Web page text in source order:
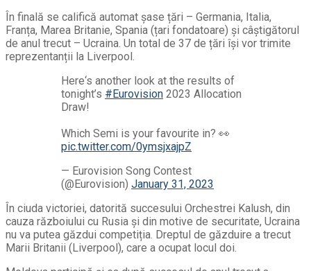
În finală se califică automat șase țări – Germania, Italia,
Franța, Marea Britanie, Spania (țari fondatoare) și câștigătorul
de anul trecut – Ucraina. Un total de 37 de țări își vor trimite
reprezentanții la Liverpool.
Here‘s another look at the results of
tonight’s #Eurovision 2023 Allocation
Draw!
Which Semi is your favourite in? 👀
pic.twitter.com/0ymsjxajpZ
— Eurovision Song Contest
(@Eurovision) January 31, 2023
În ciuda victoriei, datorită succesului Orchestrei Kalush, din
cauza războiului cu Rusia și din motive de securitate, Ucraina
nu va putea găzdui competiția. Dreptul de găzduire a trecut
Marii Britanii (Liverpool), care a ocupat locul doi.